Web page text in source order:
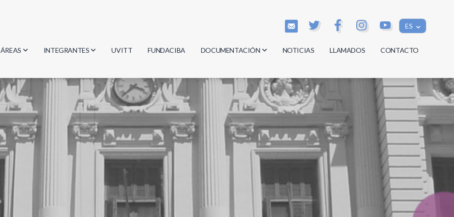
ES
ÁREAS
Biología
Física
Geociencias
Informática
Matemática
Química
INTEGRANTES
Investigadores
Estudiantes
Egresados
UVITT FUNDACIBA DOCUMENTACIÓN
Actas
Reglamentos
Documentos
NOTICIAS LLAMADOS CONTACTO